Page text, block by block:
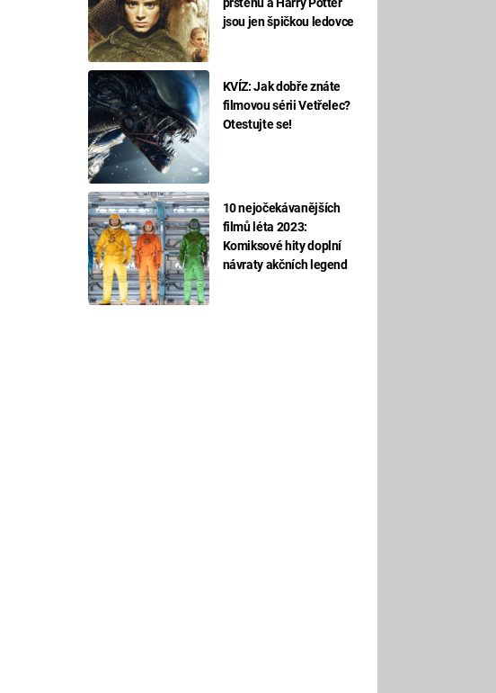
jsou jen špičkou ledovce
KVÍZ: Jak dobře znáte
filmovou sérii Vetřelec?
Otestujte se!
10 nejočekávanějších
filmů léta 2023:
Komiksové hity doplní
návraty akčních legend